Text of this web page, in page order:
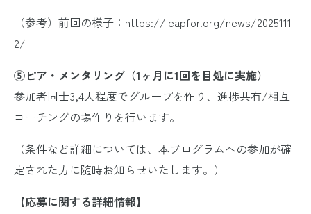
（参考）前回の様子： https://leapfor.org/news/2025111
2/
⑤ピア・メンタリング（1ヶ月に1回を目処に実施）
参加者同士3,4人程度でグループを作り、進捗共有/相互
コーチングの場作りを行います。
（条件など詳細については、本プログラムへの参加が確
定された方に随時お知らせいたします。）
【応募に関する詳細情報】